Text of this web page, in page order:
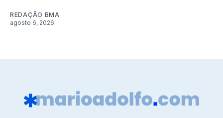
REDAÇÃO BMA
agosto 6, 2026